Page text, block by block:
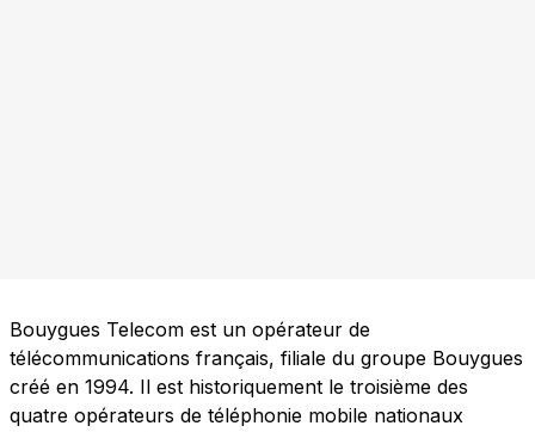
Bouygues Telecom est un opérateur de
télécommunications français, filiale du groupe Bouygues
créé en 1994. Il est historiquement le troisième des
quatre opérateurs de téléphonie mobile nationaux